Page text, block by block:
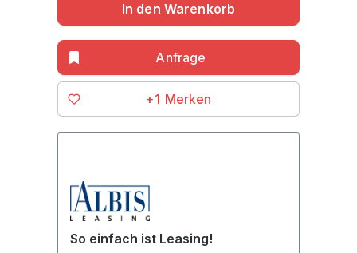
In den Warenkorb
+1
So einfach ist Leasing!